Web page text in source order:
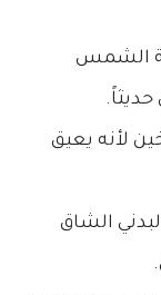
الشمس
لأنه يعيق
الشاق